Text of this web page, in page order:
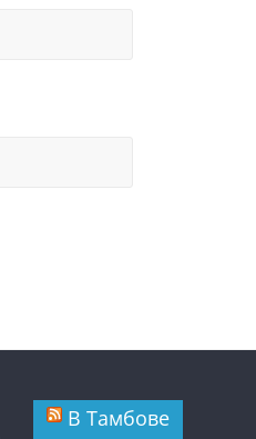
В Тамбове